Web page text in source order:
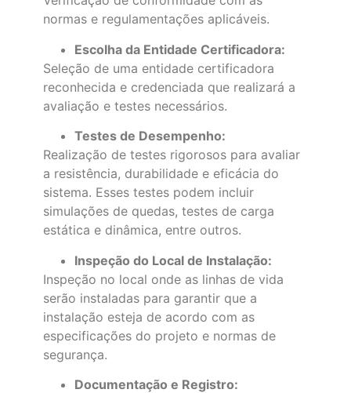
normas e regulamentações aplicáveis.
Escolha da Entidade Certificadora:
Seleção de uma entidade certificadora
reconhecida e credenciada que realizará a
avaliação e testes necessários.
Testes de Desempenho:
Realização de testes rigorosos para avaliar
a resistência, durabilidade e eficácia do
sistema. Esses testes podem incluir
simulações de quedas, testes de carga
estática e dinâmica, entre outros.
Inspeção do Local de Instalação:
Inspeção no local onde as linhas de vida
serão instaladas para garantir que a
instalação esteja de acordo com as
especificações do projeto e normas de
segurança.
Documentação e Registro: